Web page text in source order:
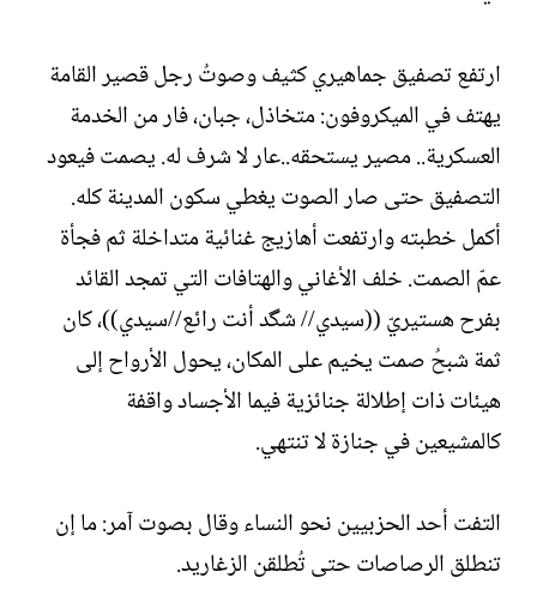
ارتفع تصفيق جماهيري كثيف وصوتُ رجل قصير القامة
يهتف في الميكروفون: متخاذل، جبان، فار من الخدمة
العسكرية.. مصير يستحقه..عار لا شرف له. يصمت فيعود
التصفيق حتى صار الصوت يغطي سكون المدينة كله.
أكمل خطبته وارتفعت أهازيج غنائية متداخلة ثم فجأة
عمّ الصمت. خلف الأغاني والهتافات التي تمجد القائد
بفرح هستيريّ ((سيدي// شگد أنت رائع//سيدي))، كان
ثمة شبحُ صمت يخيم على المكان، يحول الأرواح إلى
هيئات ذات إطلالة جنائزية فيما الأجساد واقفة
كالمشيعين في جنازة لا تنتهي.
التفت أحد الحزبيين نحو النساء وقال بصوت آمر: ما إن
تنطلق الرصاصات حتى تُطلقن الزغاريد.